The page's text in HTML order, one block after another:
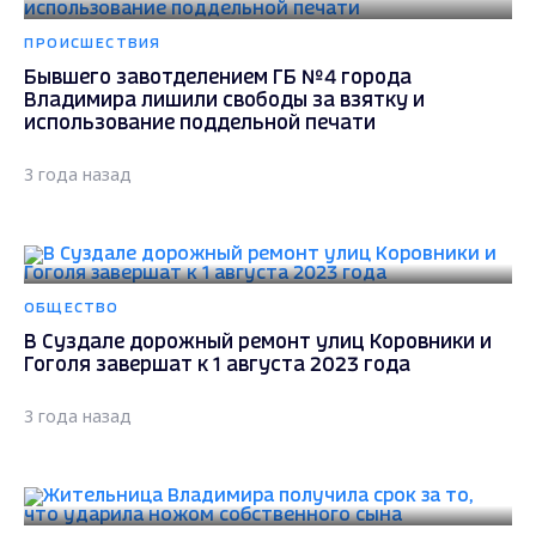
ПРОИСШЕСТВИЯ
Бывшего завотделением ГБ №4 города
Владимира лишили свободы за взятку и
использование поддельной печати
3 года назад
ОБЩЕСТВО
В Суздале дорожный ремонт улиц Коровники и
Гоголя завершат к 1 августа 2023 года
3 года назад